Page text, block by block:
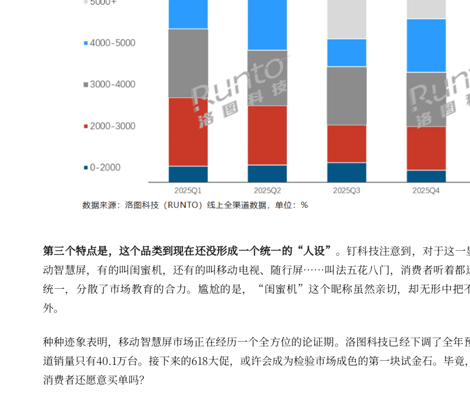
第三个特点是，这个品类到现在还没形成一个统一的“人设” 。钉科技注意到，对于这
动智慧屏，有的叫闺蜜机，还有的叫移动电视、随行屏……叫法五花八门，消费者听着都
统一，分散了市场教育的合力。尴尬的是，“闺蜜机”这个昵称虽然亲切，却无形中把
外。
种种迹象表明，移动智慧屏市场正在经历一个全方位的论证期。洛图科技已经下调了全年
道销量只有40.1万台。接下来的618大促，或许会成为检验市场成色的第一块试金石。毕
消费者还愿意买单吗？